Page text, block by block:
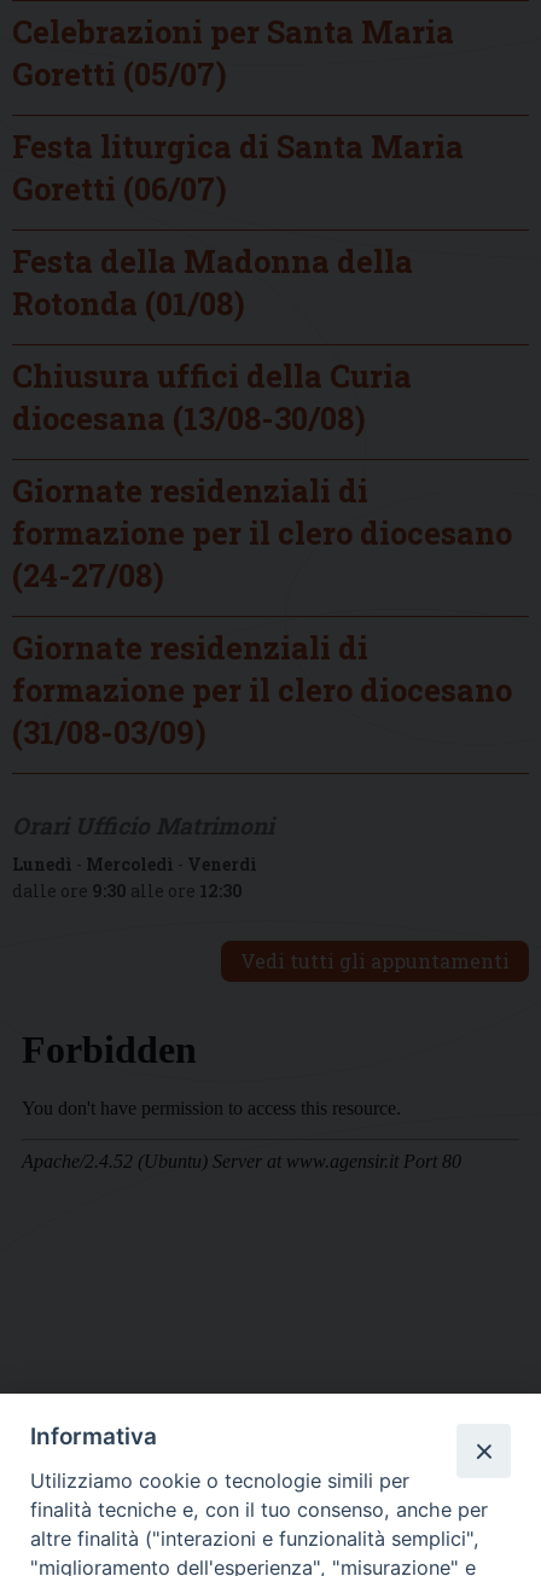
Celebrazioni per Santa Maria
Goretti (05/07)
Festa liturgica di Santa Maria
Goretti (06/07)
Festa della Madonna della
Rotonda (01/08)
Chiusura uffici della Curia
diocesana (13/08-30/08)
Giornate residenziali di
formazione per il clero diocesano
(24-27/08)
Giornate residenziali di
formazione per il clero diocesano
(31/08-03/09)
Lunedì - Mercoledì - Venerdì
dalle ore 9:30 alle ore 12:30
Vedi tutti gli appuntamenti
DIOCESI SUBURBICARIA DI ALBANO
Contatti:Tel.: 06.93268401 - Fax.: 06.9323844
E-mail:curia@diocesidialbano.it
Informativa
Utilizziamo cookie o tecnologie simili per
finalità tecniche e, con il tuo consenso, anche per
altre finalità ("interazioni e funzionalità semplici",
"miglioramento dell'esperienza", "misurazione" e